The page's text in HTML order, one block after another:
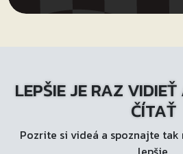
LEPŠIE JE RAZ
ČÍTAŤ
Pozrite si videá a spoznajte tak